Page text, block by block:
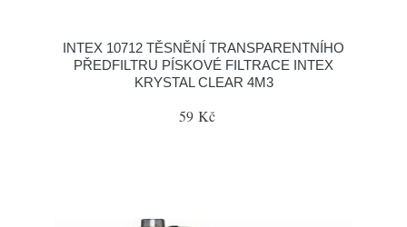
INTEX 10712 TĚSNĚNÍ TRANSPARENTNÍHO
PŘEDFILTRU PÍSKOVÉ FILTRACE INTEX
KRYSTAL CLEAR 4M3
59 Kč